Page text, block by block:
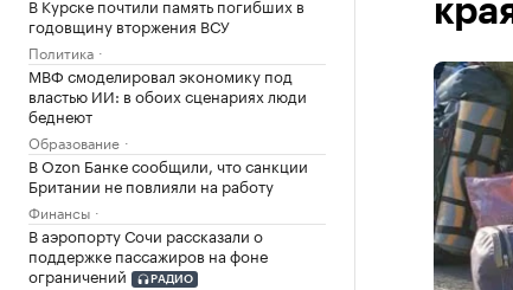
В Курске почтили память погибших в
годовщину вторжения ВСУ
Политика
МВФ смоделировал экономику под
властью ИИ: в обоих сценариях люди
беднеют
Образование
В Ozon Банке сообщили, что санкции
Британии не повлияли на работу
Финансы
В аэропорту Сочи рассказали о
поддержке пассажиров на фоне
ограничений
РАДИО